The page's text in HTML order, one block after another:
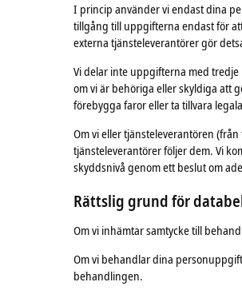
I princip använder vi endast dina
tillgång till uppgifterna endast för
externa tjänsteleverantörer gör
Vi delar inte uppgifterna med
om vi är behöriga eller skyldiga att
förebygga faror eller ta tillvara
Om vi eller tjänsteleverantören
tjänsteleverantörer följer dem. Vi
skyddsnivå genom ett beslut om
Rättslig grund för
Om vi inhämtar samtycke till
Om vi behandlar dina
behandlingen.